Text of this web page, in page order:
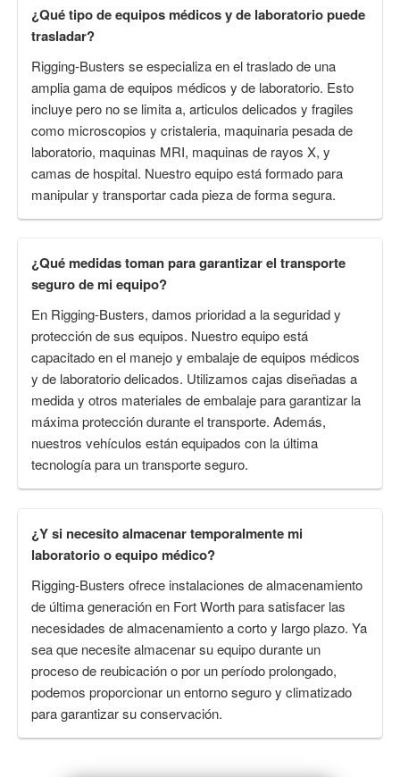
¿Qué tipo de equipos médicos y de laboratorio puede
trasladar?
Rigging-Busters se especializa en el traslado de una
amplia gama de equipos médicos y de laboratorio. Esto
incluye pero no se limita a, articulos delicados y fragiles
como microscopios y cristaleria, maquinaria pesada de
laboratorio, maquinas MRI, maquinas de rayos X, y
camas de hospital. Nuestro equipo está formado para
manipular y transportar cada pieza de forma segura.
¿Qué medidas toman para garantizar el transporte
seguro de mi equipo?
En Rigging-Busters, damos prioridad a la seguridad y
protección de sus equipos. Nuestro equipo está
capacitado en el manejo y embalaje de equipos médicos
y de laboratorio delicados. Utilizamos cajas diseñadas a
medida y otros materiales de embalaje para garantizar la
máxima protección durante el transporte. Además,
nuestros vehículos están equipados con la última
tecnología para un transporte seguro.
¿Y si necesito almacenar temporalmente mi
laboratorio o equipo médico?
Rigging-Busters ofrece instalaciones de almacenamiento
de última generación en Fort Worth para satisfacer las
necesidades de almacenamiento a corto y largo plazo. Ya
sea que necesite almacenar su equipo durante un
proceso de reubicación o por un período prolongado,
podemos proporcionar un entorno seguro y climatizado
para garantizar su conservación.